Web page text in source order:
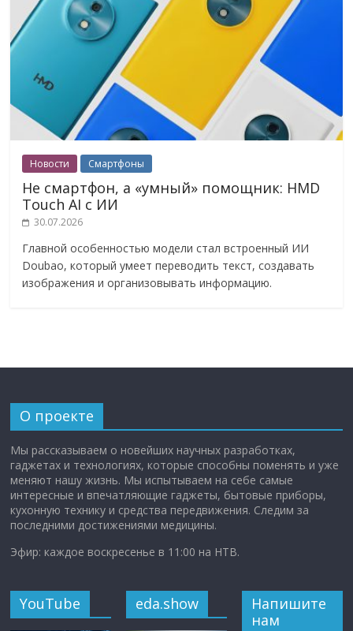
Новости Смартфоны
Не смартфон, а «умный» помощник: HMD
Touch AI с ИИ
30.07.2026
Главной особенностью модели стал встроенный ИИ
Doubao, который умеет переводить текст, создавать
изображения и организовывать информацию.
О проекте
Мы рассказываем о новейших научных разработках,
гаджетах и технологиях, которые способны поменять и уже
меняют нашу жизнь. Мы испытываем на себе самые
интересные и впечатляющие гаджеты, бытовые приборы,
кухонную технику и средства передвижения. Следим за
последними достижениями медицины.
Эфир: каждое воскресенье в 11:00 на НТВ.
YouTube eda.show
Напишите
нам